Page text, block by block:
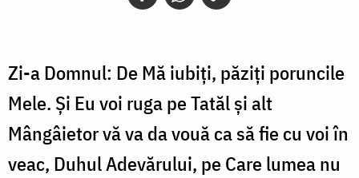
Zi-a Domnul: De Mă iubiţi, păziţi poruncile
Mele. Şi Eu voi ruga pe Tatăl şi alt
Mângâietor vă va da vouă ca să fie cu voi în
veac, Duhul Adevărului, pe Care lumea nu